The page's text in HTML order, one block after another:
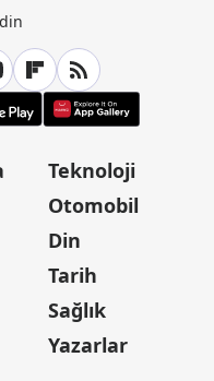
Teknoloji
Otomobil
Din
Tarih
Sağlık
Yazarlar